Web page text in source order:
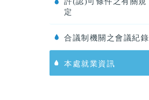
定
合議制機關之會議紀錄
本處就業資訊